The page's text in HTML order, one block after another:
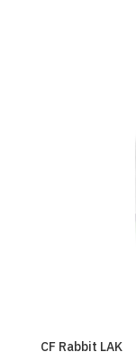
CF Rabbit LAK